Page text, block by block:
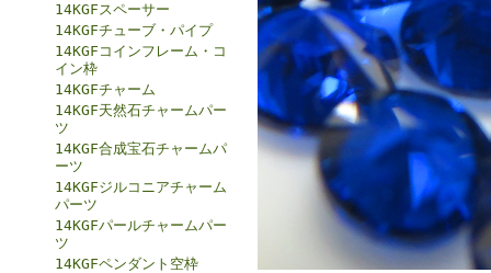
14KGFスペーサー
14KGFチューブ・パイプ
14KGFコインフレーム・コ
イン枠
14KGFチャーム
14KGF天然石チャームパー
ツ
14KGF合成宝石チャームパ
ーツ
14KGFジルコニアチャーム
パーツ
14KGFパールチャームパー
ツ
14KGFペンダント空枠